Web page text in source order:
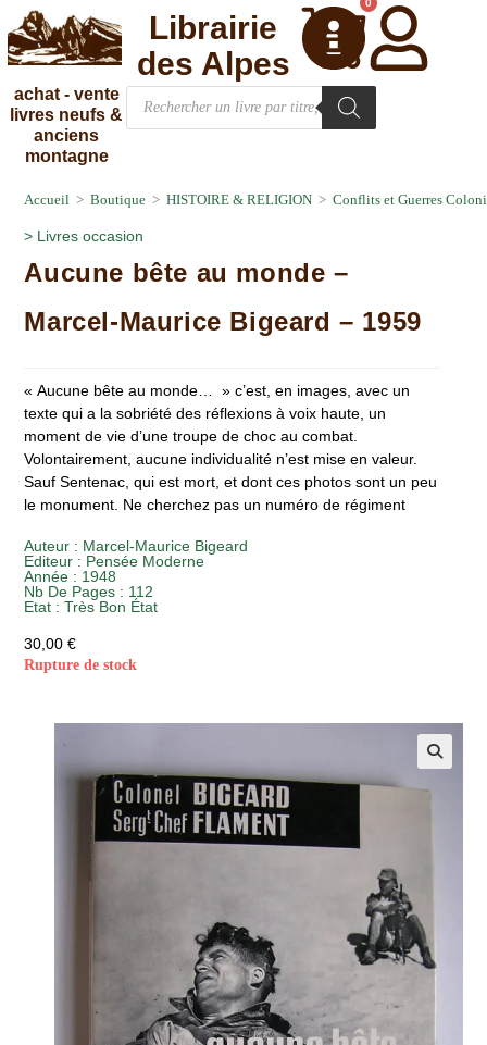
achat - vente
livres neufs &
anciens
montagne
0
Librairie
des Alpes
Accueil > Boutique > HISTOIRE & RELIGION > Conflits et Guerres
> Livres occasion
Aucune bête au monde –
Marcel-Maurice Bigeard – 1959
« Aucune bête au monde… » c’est, en images, avec un
texte qui a la sobriété des réflexions à voix haute, un
moment de vie d’une troupe de choc au combat.
Volontairement, aucune individualité n’est mise en valeur.
Sauf Sentenac, qui est mort, et dont ces photos sont un peu
le monument. Ne cherchez pas un numéro de régiment
Auteur : Marcel-Maurice Bigeard
Editeur : Pensée Moderne
Année : 1948
Nb De Pages : 112
Etat :Très Bon État
30,00€
Rupture de stock